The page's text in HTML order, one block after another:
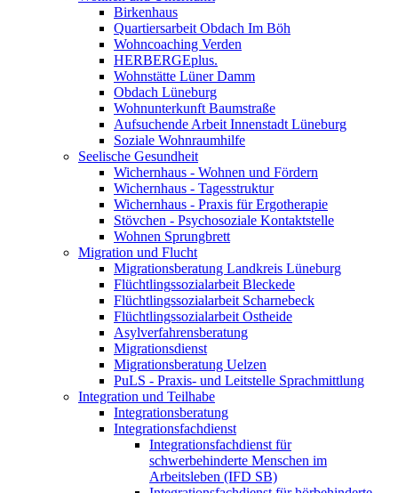
Birkenhaus
Quartiersarbeit Obdach Im Böh
Wohncoaching Verden
HERBERGEplus.
Wohnstätte Lüner Damm
Obdach Lüneburg
Wohnunterkunft Baumstraße
Aufsuchende Arbeit Innenstadt Lüneburg
Soziale Wohnraumhilfe
Seelische Gesundheit
Wichernhaus - Wohnen und Fördern
Wichernhaus - Tagesstruktur
Wichernhaus - Praxis für Ergotherapie
Stövchen - Psychosoziale Kontaktstelle
Wohnen Sprungbrett
Migration und Flucht
Migrationsberatung Landkreis Lüneburg
Flüchtlingssozialarbeit Bleckede
Flüchtlingssozialarbeit Scharnebeck
Flüchtlingssozialarbeit Ostheide
Asylverfahrensberatung
Migrationsdienst
Migrationsberatung Uelzen
PuLS - Praxis- und Leitstelle Sprachmittlung
Integration und Teilhabe
Integrationsberatung
Integrationsfachdienst
Integrationsfachdienst für
schwerbehinderte Menschen im
Arbeitsleben (IFD SB)